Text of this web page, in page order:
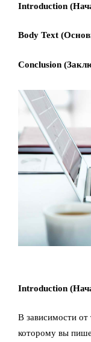
Introduction
Body Text
Conclusion
Introduction
В зависимости
которому вы